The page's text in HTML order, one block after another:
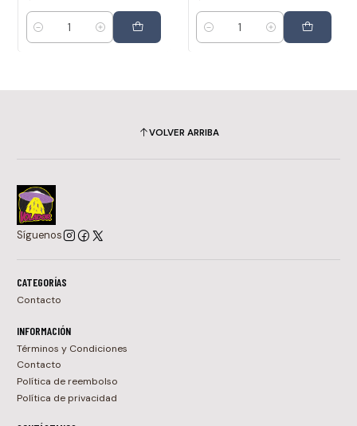
Cantidad Cantidad
VOLVER ARRIBA
Síguenos
CATEGORÍAS
Contacto
INFORMACIÓN
Términos y Condiciones
Contacto
Política de reembolso
Política de privacidad